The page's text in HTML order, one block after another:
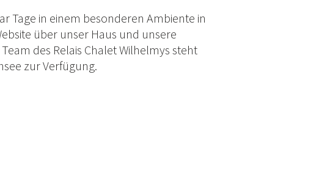
Tage in einem besonderen Ambiente in
über unser Haus und unsere
des Relais Chalet Wilhelmys steht
zur Verfügung.